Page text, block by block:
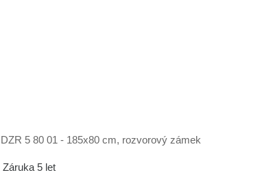
Záruka 5 let